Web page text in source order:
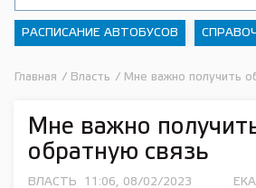
РАСПИСАНИЕ АВТОБУСОВ
Главная / Власть / Мне важно получить
Мне важно
обратную связь
ВЛАСТЬ 11:06, 08/02/2023